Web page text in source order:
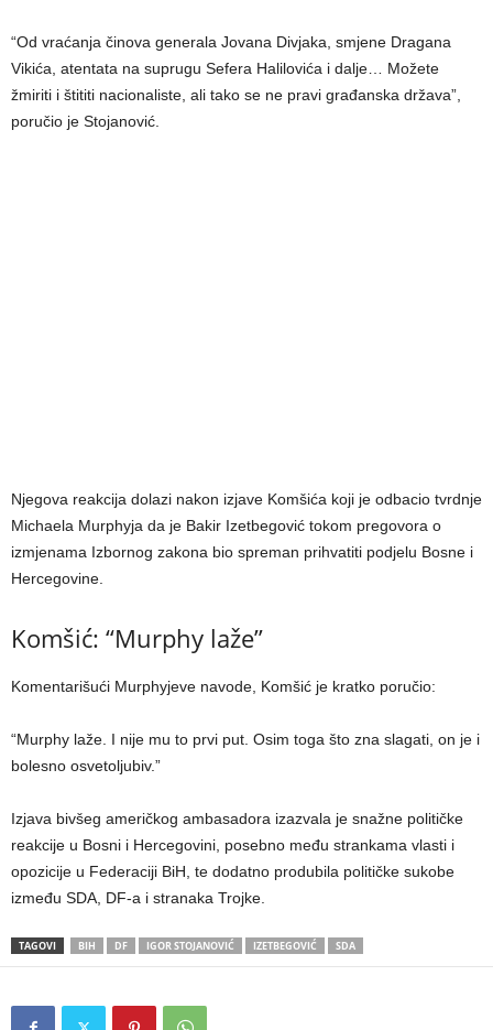
“Od vraćanja činova generala Jovana Divjaka, smjene Dragana
Vikića, atentata na suprugu Sefera Halilovića i dalje… Možete
žmiriti i štititi nacionaliste, ali tako se ne pravi građanska država”,
poručio je Stojanović.
Njegova reakcija dolazi nakon izjave Komšića koji je odbacio tvrdnje
Michaela Murphyja da je Bakir Izetbegović tokom pregovora o
izmjenama Izbornog zakona bio spreman prihvatiti podjelu Bosne i
Hercegovine.
Komšić: “Murphy laže”
Komentarišući Murphyjeve navode, Komšić je kratko poručio:
“Murphy laže. I nije mu to prvi put. Osim toga što zna slagati, on je i
bolesno osvetoljubiv.”
Izjava bivšeg američkog ambasadora izazvala je snažne političke
reakcije u Bosni i Hercegovini, posebno među strankama vlasti i
opozicije u Federaciji BiH, te dodatno produbila političke sukobe
između SDA, DF-a i stranaka Trojke.
TAGOVI BIH DF IGOR STOJANOVIĆ IZETBEGOVIĆ SDA